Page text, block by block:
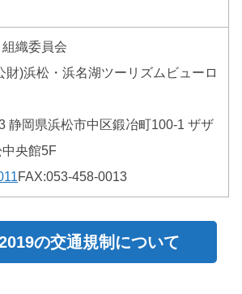
織委員会
財)浜松・浜名湖ツーリズムビューロ
静岡県浜松市中区鍛冶町100-1 ザザ
中央館5F
FAX:053-458-0013
の交通規制について